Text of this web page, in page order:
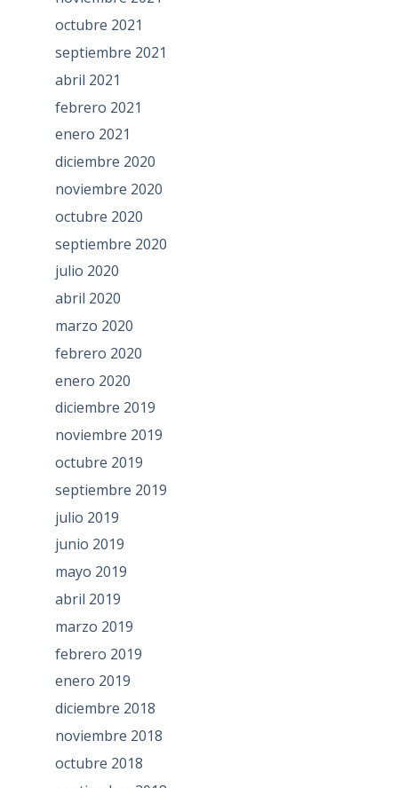
octubre 2021
septiembre 2021
abril 2021
febrero 2021
enero 2021
diciembre 2020
noviembre 2020
octubre 2020
septiembre 2020
julio 2020
abril 2020
marzo 2020
febrero 2020
enero 2020
diciembre 2019
noviembre 2019
octubre 2019
septiembre 2019
julio 2019
junio 2019
mayo 2019
abril 2019
marzo 2019
febrero 2019
enero 2019
diciembre 2018
noviembre 2018
octubre 2018